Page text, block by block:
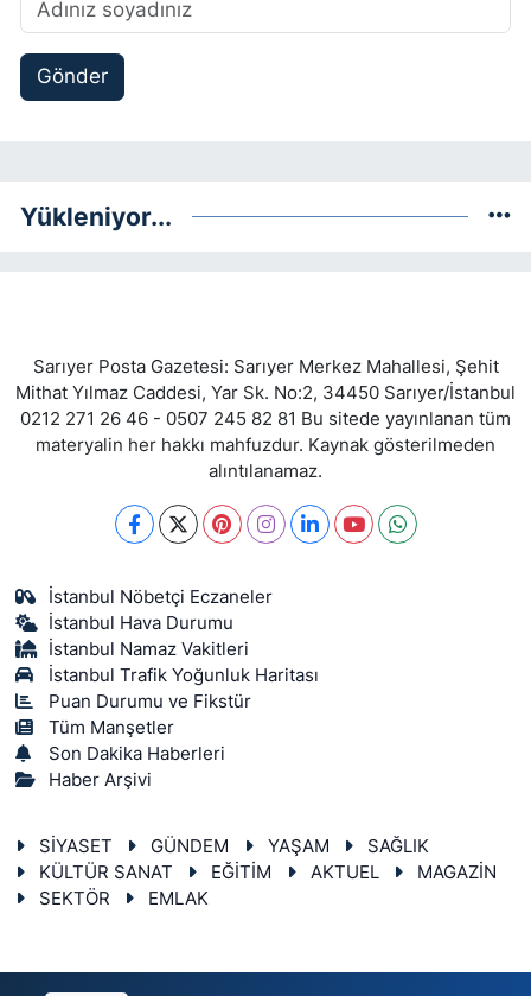
Gönder
Yükleniyor...
Sarıyer Posta Gazetesi: Sarıyer Merkez Mahallesi, Şehit
Mithat Yılmaz Caddesi, Yar Sk. No:2, 34450 Sarıyer/İstanbul
0212 271 26 46 - 0507 245 82 81 Bu sitede yayınlanan tüm
materyalin her hakkı mahfuzdur. Kaynak gösterilmeden
alıntılanamaz.
İstanbul Nöbetçi Eczaneler
İstanbul Hava Durumu
İstanbul Namaz Vakitleri
İstanbul Trafik Yoğunluk Haritası
Puan Durumu ve Fikstür
Tüm Manşetler
Son Dakika Haberleri
Haber Arşivi
SİYASET GÜNDEM YAŞAM
SAĞLIK
KÜLTÜR SANAT
EĞİTİM AKTUEL
MAGAZİN
SEKTÖR
EMLAK